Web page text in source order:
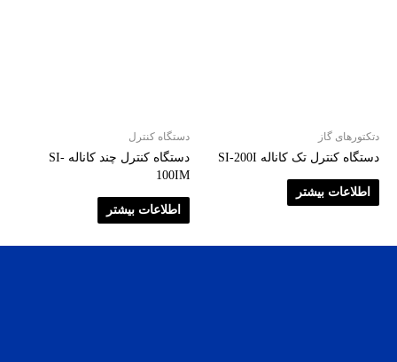
دتکتورهای گاز
دستگاه کنترل تک کاناله SI-200I
اطلاعات بیشتر
دستگاه کنترل
دستگاه کنترل چند کاناله SI-
100IM
اطلاعات بیشتر